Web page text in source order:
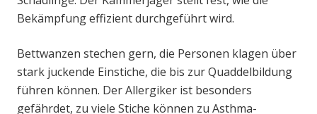
Bekämpfung effizient durchgeführt wird.
Bettwanzen stechen gern, die Personen klagen über
stark juckende Einstiche, die bis zur Quaddelbildung
führen können. Der Allergiker ist besonders
gefährdet, zu viele Stiche können zu Asthma-